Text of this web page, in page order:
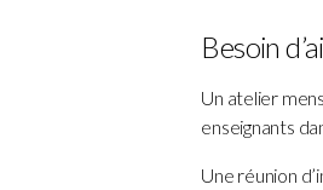
Besoin
Un atelier
enseignants
Une réunion